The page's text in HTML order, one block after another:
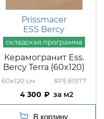
Prissmacer
ESS Bercy
Керамогранит Ess.
Bercy Terra (60x120)
60x120 #PE81977
4 300 м2